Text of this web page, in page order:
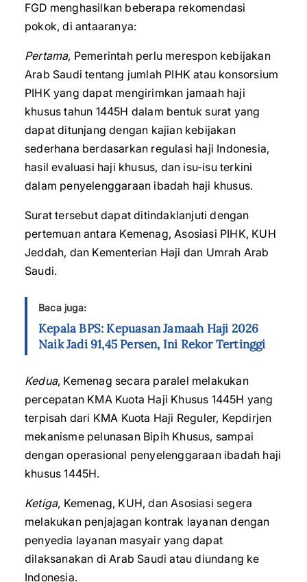
FGD menghasilkan beberapa rekomendasi
pokok, di antaaranya:
Pertama, Pemerintah perlu merespon kebijakan
Arab Saudi tentang jumlah PIHK atau konsorsium
PIHK yang dapat mengirimkan jamaah haji
khusus tahun 1445H dalam bentuk surat yang
dapat ditunjang dengan kajian kebijakan
sederhana berdasarkan regulasi haji Indonesia,
hasil evaluasi haji khusus, dan isu-isu terkini
dalam penyelenggaraan ibadah haji khusus.
Surat tersebut dapat ditindaklanjuti dengan
pertemuan antara Kemenag, Asosiasi PIHK, KUH
Jeddah, dan Kementerian Haji dan Umrah Arab
Saudi.
Baca juga:
Kepala BPS: Kepuasan Jamaah Haji 2026
Naik Jadi 91,45 Persen, Ini Rekor Tertinggi
Kedua, Kemenag secara paralel melakukan
percepatan KMA Kuota Haji Khusus 1445H yang
terpisah dari KMA Kuota Haji Reguler, Kepdirjen
mekanisme pelunasan Bipih Khusus, sampai
dengan operasional penyelenggaraan ibadah haji
khusus 1445H.
Ketiga, Kemenag, KUH, dan Asosiasi segera
melakukan penjajagan kontrak layanan dengan
penyedia layanan masyair yang dapat
dilaksanakan di Arab Saudi atau diundang ke
Indonesia.